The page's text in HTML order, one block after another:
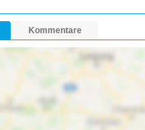
Kommentare